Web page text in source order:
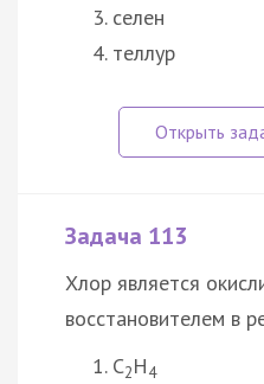
селен
теллур
Задача 113
Хлор является
восстановителем в
С2Н4